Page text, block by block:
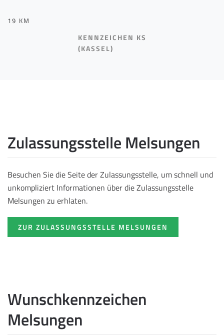
19 KM
KENNZEICHEN KS
(KASSEL)
Zulassungsstelle Melsungen
Besuchen Sie die Seite der Zulassungsstelle, um schnell und
unkompliziert Informationen über die Zulassungsstelle
Melsungen zu erhlaten.
ZUR ZULASSUNGSSTELLE MELSUNGEN
Wunschkennzeichen
Melsungen